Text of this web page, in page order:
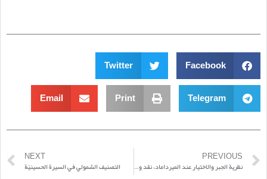
Facebook
Twitter
Telegram
Print
Email
PREVIOUS
نظرية الجبر والاختيار عند الميرداماد، نقد وتعليق
NEXT
التصنيف الشمولي في السيرة الحسينيّة